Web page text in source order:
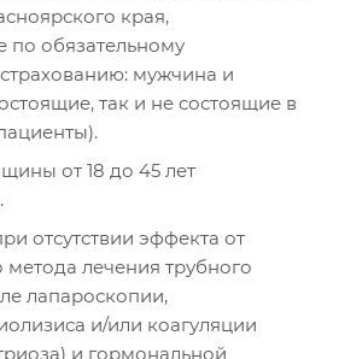
края,
по обязательному
мужчина и
так и не состоящие в
от 18 до 45 лет
отсутствии эффекта от
метода лечения трубного
лапароскопии,
и/или коагуляции
и гормональной